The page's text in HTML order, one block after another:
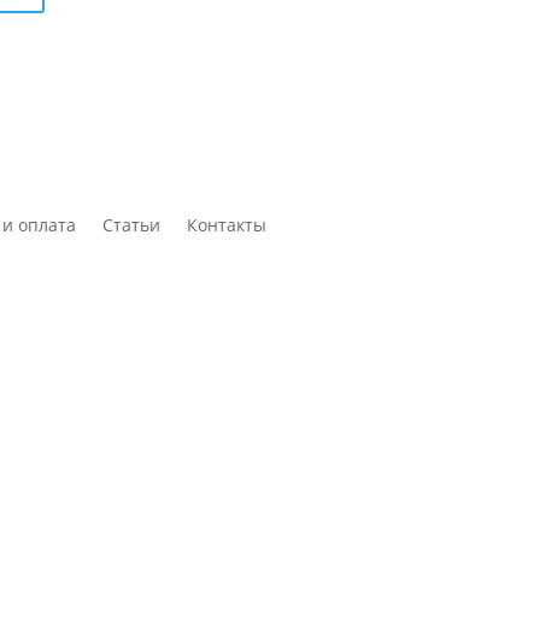
оплата Статьи Контакты